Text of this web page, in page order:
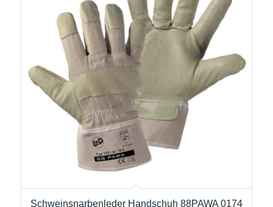
Schweinsnarbenleder Handschuh 88PAWA 0174